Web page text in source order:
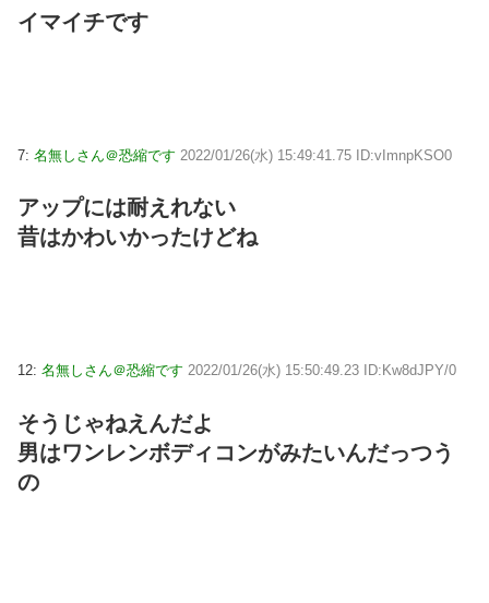
イマイチです
7: 名無しさん＠恐縮です 2022/01/26(水) 15:49:41.75 ID:vImnpKSO0
アップには耐えれない
昔はかわいかったけどね
12: 名無しさん＠恐縮です 2022/01/26(水) 15:50:49.23 ID:Kw8dJPY/0
そうじゃねえんだよ
男はワンレンボディコンがみたいんだっつう
の